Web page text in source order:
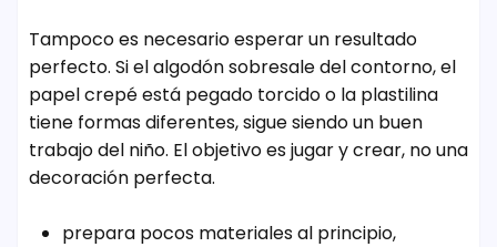
Tampoco es necesario esperar un resultado
perfecto. Si el algodón sobresale del contorno, el
papel crepé está pegado torcido o la plastilina
tiene formas diferentes, sigue siendo un buen
trabajo del niño. El objetivo es jugar y crear, no una
decoración perfecta.
prepara pocos materiales al principio,